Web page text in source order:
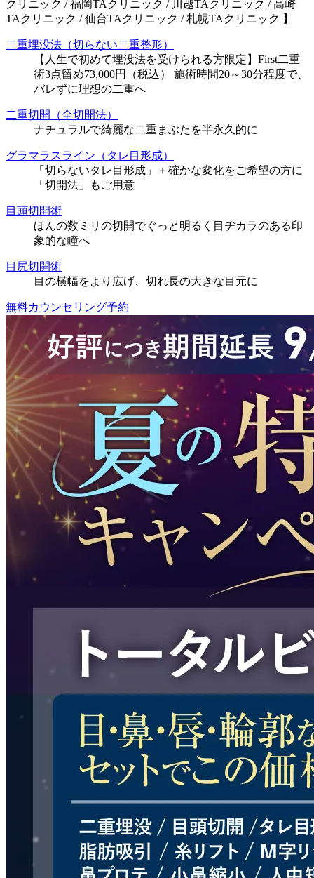
クリニック / 福岡TAクリニック / 川越TAクリニック / 高崎
TAクリニック / 仙台TAクリニック / 札幌TAクリニック 】
二重埋没法（切らない二重整形）
【人生で初めて埋没法を受けられる方限定】First二重
術3点留め73,000円（税込） 施術時間20～30分程度で、
バレずに理想の二重へ
二重切開（全切開法）
ナチュラルで綺麗な二重まぶたを半永久的に
グラマラスライン（タレ目形成）
「切らないタレ目形成」＋確かな変化をご希望の方に
「切開法」もご用意
目頭切開術
ほんの数ミリの切開でぐっと明るく目ヂカラのある印
象的な瞳へ
目尻切開術
目の横幅をより広げ、切れ長の大きな目元に
無料カウンセリング予約